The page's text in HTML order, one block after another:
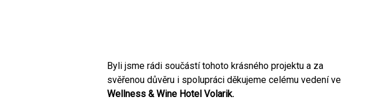
Byli jsme rádi součástí tohoto krásného projektu a za
svěřenou důvěru i spolupráci děkujeme celému vedení ve
Wellness & Wine Hotel Volarik.